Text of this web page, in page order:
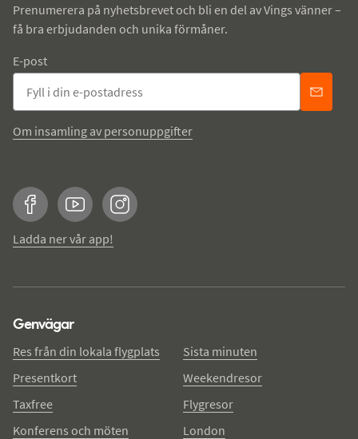
Prenumerera på nyhetsbrevet och bli en del av Vings vänner –
få bra erbjudanden och unika förmåner.
E-post
Om insamling av personuppgifter
FacebookYouTubeInstagram
Ladda ner vår app!
Genvägar
Res från din lokala flygplats
Presentkort
Taxfree
Konferens och möten
Sista minuten
Weekendresor
Flygresor
London